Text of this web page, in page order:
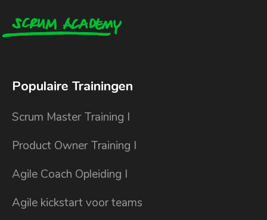
Populaire Trainingen
Scrum Master Training I
Product Owner Training I
Agile Coach Opleiding I
Agile kickstart voor teams